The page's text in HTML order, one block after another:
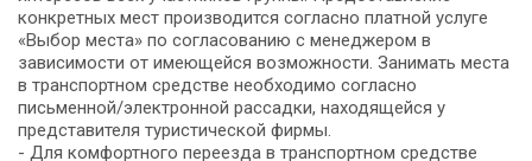
конкретных мест производится согласно платной услуге
«Выбор места» по согласованию с менеджером в
зависимости от имеющейся возможности. Занимать места
в транспортном средстве необходимо согласно
письменной/электронной рассадки, находящейся у
представителя туристической фирмы.
- Для комфортного переезда в транспортном средстве